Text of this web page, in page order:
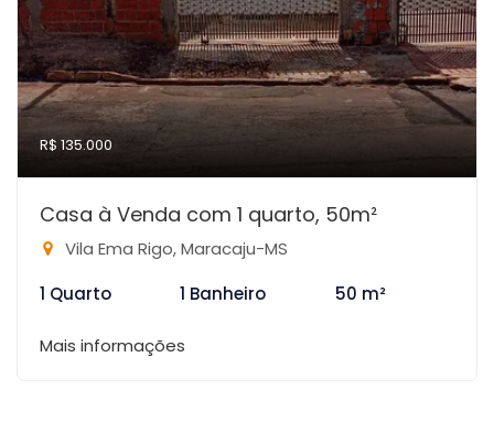
R$ 135.000
Casa à Venda com 1 quarto, 50m²
Vila Ema Rigo, Maracaju-MS
1 Quarto
1 Banheiro 50 m²
Mais informações